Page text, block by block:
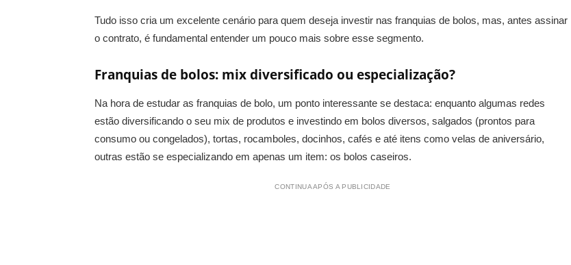
Tudo isso cria um excelente cenário para quem deseja investir nas franquias de bolos, mas, antes assinar
o contrato, é fundamental entender um pouco mais sobre esse segmento.
Franquias de bolos: mix diversificado ou especialização?
Na hora de estudar as franquias de bolo, um ponto interessante se destaca: enquanto algumas redes
estão diversificando o seu mix de produtos e investindo em bolos diversos, salgados (prontos para
consumo ou congelados), tortas, rocamboles, docinhos, cafés e até itens como velas de aniversário,
outras estão se especializando em apenas um item: os bolos caseiros.
CONTINUA APÓS A PUBLICIDADE